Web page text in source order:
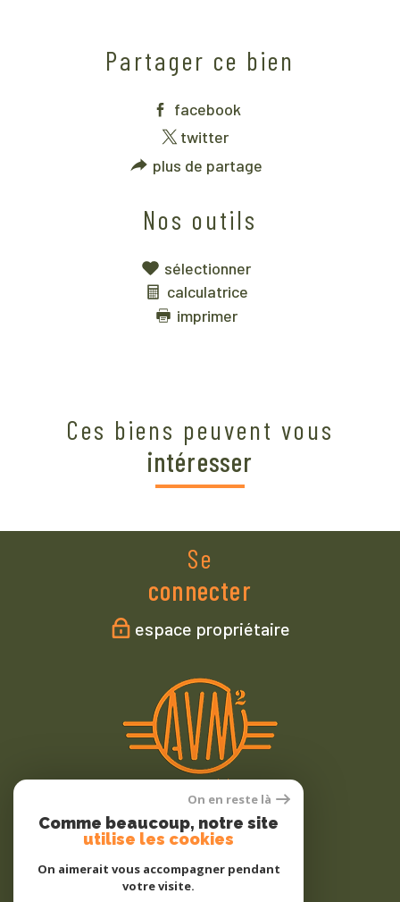
Partager ce bien
facebook
twitter
plus de partage
Nos outils
sélectionner
calculatrice
imprimer
Ces biens peuvent vous
intéresser
Se
connecter
espace propriétaire
Nous
adhérons
On en reste là
Comme beaucoup, notre site
utilise les cookies
On aimerait vous accompagner pendant
votre visite.